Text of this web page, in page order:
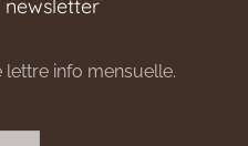
info mensuelle.